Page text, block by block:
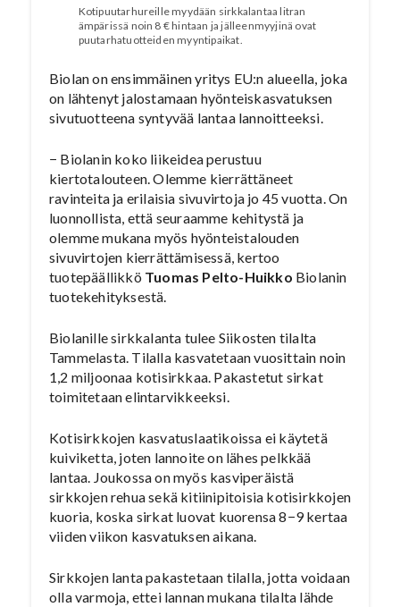
Kotipuutarhureille myydään sirkkalantaa litran
ämpärissä noin 8 € hintaan ja jälleenmyyjinä ovat
puutarhatuotteiden myyntipaikat.
Biolan on ensimmäinen yritys EU:n alueella, joka
on lähtenyt jalostamaan hyönteiskasvatuksen
sivutuotteena syntyvää lantaa lannoitteeksi.
− Biolanin koko liikeidea perustuu
kiertotalouteen. Olemme kierrättäneet
ravinteita ja erilaisia sivuvirtoja jo 45 vuotta. On
luonnollista, että seuraamme kehitystä ja
olemme mukana myös hyönteistalouden
sivuvirtojen kierrättämisessä, kertoo
tuotepäällikkö Tuomas Pelto-Huikko Biolanin
tuotekehityksestä.
Biolanille sirkkalanta tulee Siikosten tilalta
Tammelasta. Tilalla kasvatetaan vuosittain noin
1,2 miljoonaa kotisirkkaa. Pakastetut sirkat
toimitetaan elintarvikkeeksi.
Kotisirkkojen kasvatuslaatikoissa ei käytetä
kuiviketta, joten lannoite on lähes pelkkää
lantaa. Joukossa on myös kasviperäistä
sirkkojen rehua sekä kitiinipitoisia kotisirkkojen
kuoria, koska sirkat luovat kuorensa 8−9 kertaa
viiden viikon kasvatuksen aikana.
Sirkkojen lanta pakastetaan tilalla, jotta voidaan
olla varmoja, ettei lannan mukana tilalta lähde